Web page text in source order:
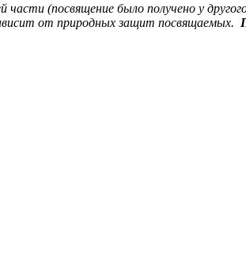
(посвящение было получено у
от природных защит посвящаемых.